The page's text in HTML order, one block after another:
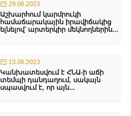
29.06.2023
Աշխարհում կարմրուկի
համաճարակային իրավիճակից
ելնելով՝ արտերկիր մեկնողներին...
13.06.2023
Կանխատեսվում է ՀՆԱ-ի աճի
տեմպի դանդաղում, սակայն
սպասվում է, որ այն...